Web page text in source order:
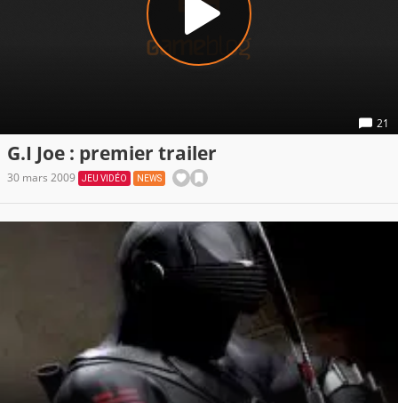
21
G.I Joe : premier trailer
30 mars 2009 JEU VIDÉO NEWS